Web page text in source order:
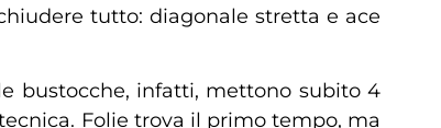
tutto: diagonale stretta e ace
bustocche, infatti, mettono subito 4
Folie trova il primo tempo, ma